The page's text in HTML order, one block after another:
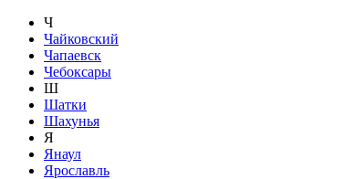
Ч
Чайковский
Чапаевск
Чебоксары
Ш
Шатки
Шахунья
Я
Янаул
Ярославль